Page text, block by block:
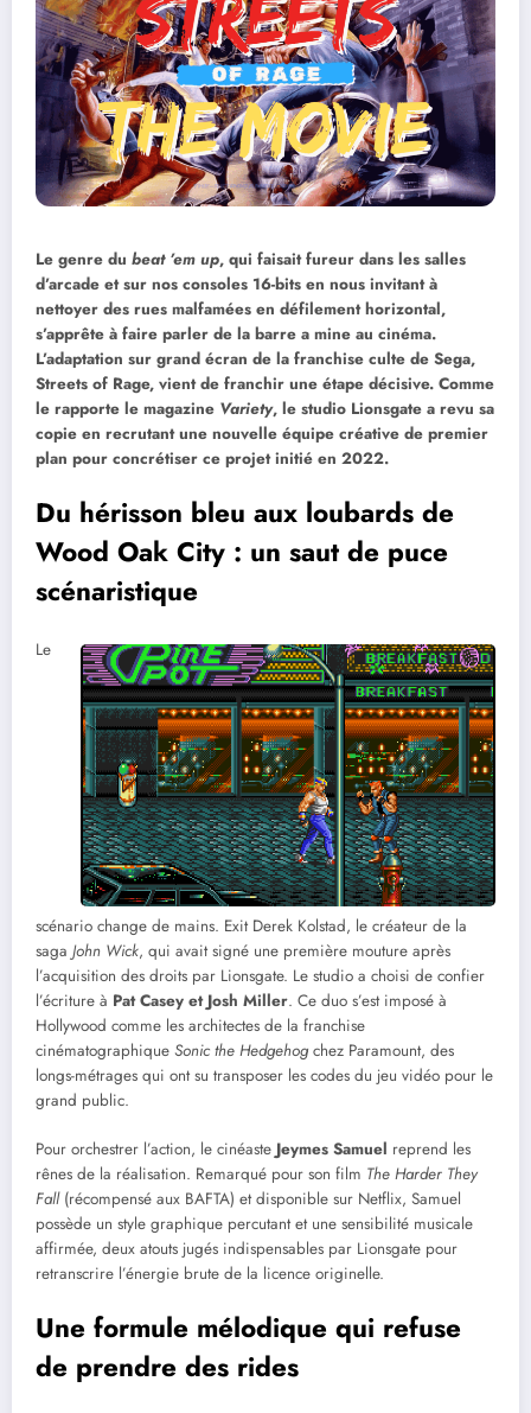
Le genre du beat ’em up, qui faisait fureur dans les salles
d’arcade et sur nos consoles 16-bits en nous invitant à
nettoyer des rues malfamées en défilement horizontal,
s’apprête à faire parler de la barre a mine au cinéma.
L’adaptation sur grand écran de la franchise culte de Sega,
Streets of Rage, vient de franchir une étape décisive. Comme
le rapporte le magazine Variety, le studio Lionsgate a revu sa
copie en recrutant une nouvelle équipe créative de premier
plan pour concrétiser ce projet initié en 2022.
Du hérisson bleu aux loubards de
Wood Oak City : un saut de puce
scénaristique
Le
scénario change de mains. Exit Derek Kolstad, le créateur de la
saga John Wick, qui avait signé une première mouture après
l’acquisition des droits par Lionsgate. Le studio a choisi de confier
l’écriture à Pat Casey et Josh Miller. Ce duo s’est imposé à
Hollywood comme les architectes de la franchise
cinématographique Sonic the Hedgehogchez Paramount, des
longs-métrages qui ont su transposer les codes du jeu vidéo pour le
grand public.
Pour orchestrer l’action, le cinéaste Jeymes Samuel reprend les
rênes de la réalisation. Remarqué pour son film The Harder They
Fall(récompensé aux BAFTA) et disponible sur Netflix, Samuel
possède un style graphique percutant et une sensibilité musicale
affirmée, deux atouts jugés indispensables par Lionsgate pour
retranscrire l’énergie brute de la licence originelle.
Une formule mélodique qui refuse
de prendre des rides